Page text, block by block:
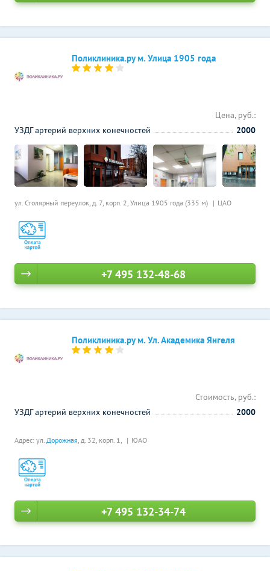
Поликлиника.ру м. Улица 1905 года
ул. Столярный переулок, д. 7, корп. 2, Улица 1905 года (335 м) ЦАО
Цена, руб.:
УЗДГ артерий верхних конечностей
2000
+7 495 132-48-68
Поликлиника.ру м. Ул. Академика Янгеля
Адрес: ул. Дорожная, д. 32, корп. 1, ЮАО
Стоимость, руб.:
УЗДГ артерий верхних конечностей
2000
+7 495 132-34-74